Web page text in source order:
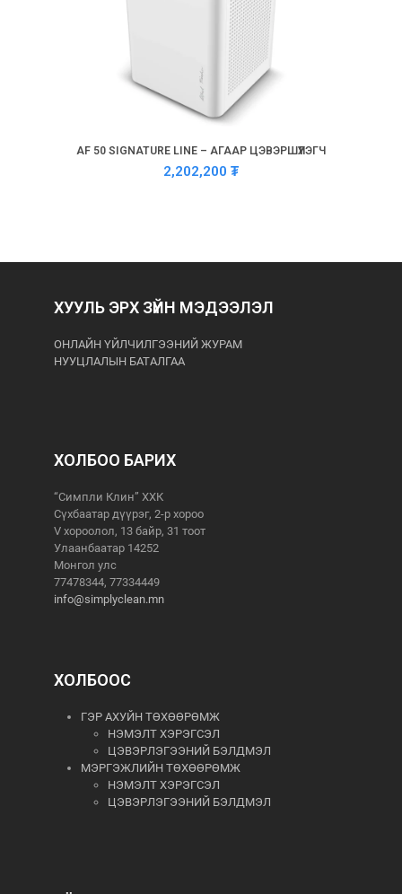
AF 50 SIGNATURE LINE – АГААР ЦЭВЭРШҮҮЛЭГЧ
2,202,200 ₮
ХУУЛЬ ЭРХ ЗҮЙН МЭДЭЭЛЭЛ
ОНЛАЙН ҮЙЛЧИЛГЭЭНИЙ ЖУРАМ
НУУЦЛАЛЫН БАТАЛГАА
ХОЛБОО БАРИХ
“Симпли Клин” ХХК
Сүхбаатар дүүрэг, 2-р хороо
V хороолол, 13 байр, 31 тоот
Улаанбаатар 14252
Монгол улс
77478344, 77334449
info@simplyclean.mn
ХОЛБООС
ГЭР АХУЙН ТӨХӨӨРӨМЖ
НЭМЭЛТ ХЭРЭГСЭЛ
ЦЭВЭРЛЭГЭЭНИЙ БЭЛДМЭЛ
МЭРГЭЖЛИЙН ТӨХӨӨРӨМЖ
НЭМЭЛТ ХЭРЭГСЭЛ
ЦЭВЭРЛЭГЭЭНИЙ БЭЛДМЭЛ